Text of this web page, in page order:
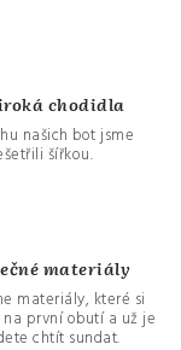
chodidla
našich bot jsme
šířkou.
materiály
materiály, které si
první obutí a už je
chtít sundat.